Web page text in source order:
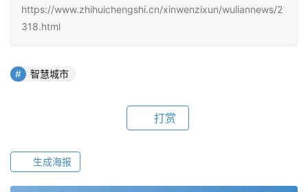
https://www.zhihuichengshi.cn/xinwenzixun/wuliannews/2
318.html
智慧城市
打赏
生成海报